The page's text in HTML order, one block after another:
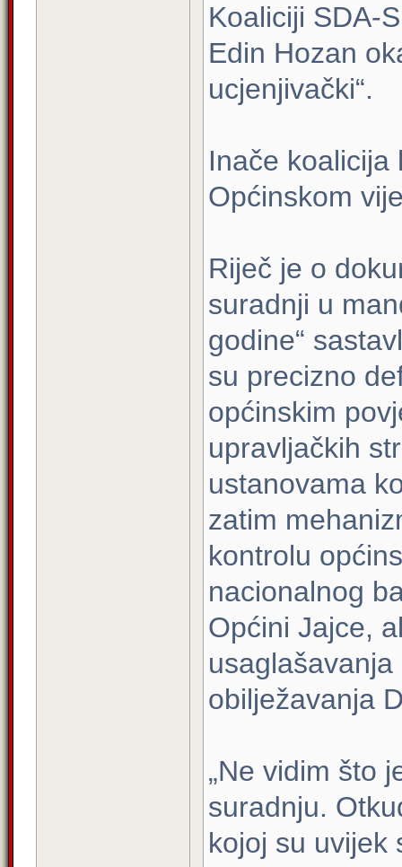
Koaliciji SDA-
Edin Hozan
ucjenjivački“.
Inače koalicija
Općinskom
Riječ je o
suradnji u
godine“
su precizno
općinskim
upravljačkih
ustanovama
zatim
kontrolu
nacionalnog
Općini Jajce,
obilježavanja
„Ne vidim što
suradnju.
kojoj su uvijek